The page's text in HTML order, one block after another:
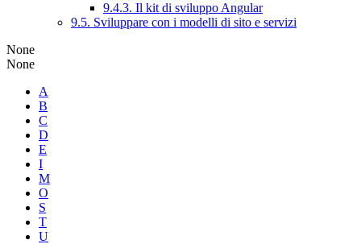
9.4.3. Il kit di sviluppo Angular
9.5. Sviluppare con i modelli di sito e servizi
None
None
A
B
C
D
E
I
M
O
S
T
U